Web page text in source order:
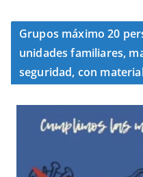
Grupos máximo 20
unidades familiares,
seguridad, con